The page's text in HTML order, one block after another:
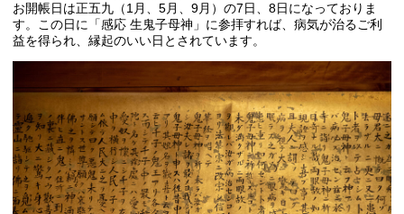
お開帳日は正五九（1月、5月、9月）の7日、8日になっておりま
す。この日に「感応 生鬼子母神」に参拝すれば、病気が治るご利
益を得られ、縁起のいい日とされています。